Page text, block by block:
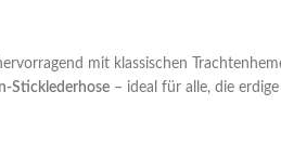
mit klassischen
Sticklederhose – ideal für alle, die